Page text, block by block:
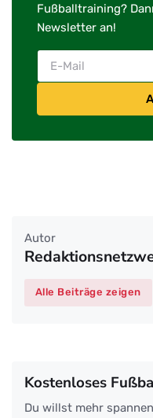
Fußballtraining?
Newsletter an!
Autor
Alle Beiträge zeigen
Kostenloses
Du willst mehr